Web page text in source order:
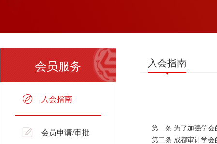
会员服务
入会指南
会员申请/审批
入会指南
第一条 为了加强学
第二条 成都审计学